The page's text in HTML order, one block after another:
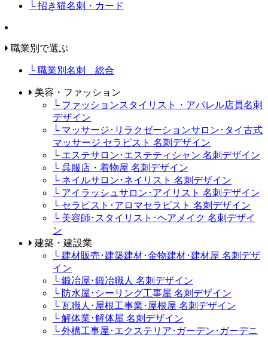
└ 招き猫名刺・カード
職業別で選ぶ
└ 職業別名刺 総合
美容・ファッション
└ ファッションスタイリスト・アパレル店員名刺
デザイン
└ マッサージ･リラクゼーションサロン･タイ古式
マッサージ セラピスト 名刺デザイン
└ エステサロン･エステティシャン 名刺デザイン
└ 呉服店・着物屋 名刺デザイン
└ ネイルサロン･ネイリスト 名刺デザイン
└ アイラッシュサロン･アイリスト 名刺デザイン
└ セラピスト･アロマセラピスト 名刺デザイン
└ 美容師･スタイリスト･ヘアメイク 名刺デザイ
ン
建築・建設業
└ 建材販売･建築建材･金物建材･建材屋 名刺デザ
イン
└ 鍛冶屋･鍛冶職人 名刺デザイン
└ 防水屋･シーリング工事屋 名刺デザイン
└ 瓦職人･屋根工事業･屋根屋 名刺デザイン
└ 解体業･解体屋 名刺デザイン
└ 外構工事屋･エクステリア･ガーデン･ガーデニ